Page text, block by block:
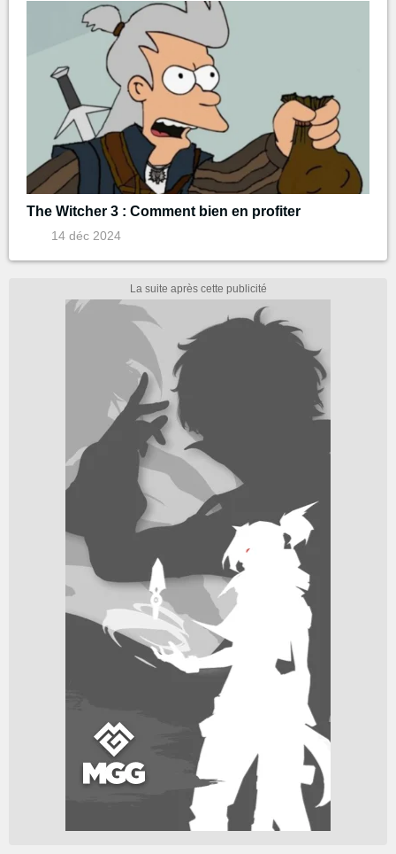
The Witcher 3 : Comment bien en profiter
14 déc 2024